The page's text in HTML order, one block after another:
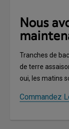
Nous
Tranches de
de terre
oui, les matins
Commandez